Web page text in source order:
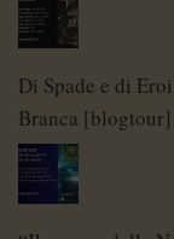
Di Spade e di
Branca [blogtour]